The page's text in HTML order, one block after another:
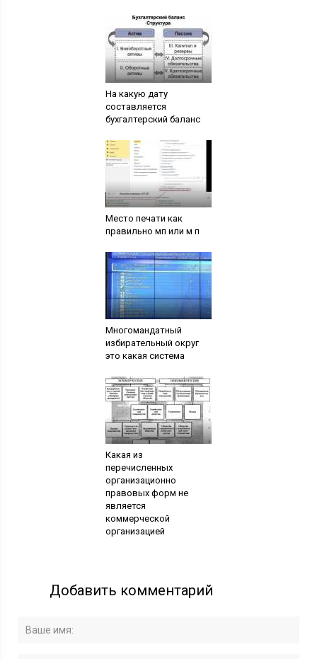
На какую дату
составляется
бухгалтерский баланс
Место печати как
правильно мп или м п
Многомандатный
избирательный округ
это какая система
Какая из
перечисленных
организационно
правовых форм не
является
коммерческой
организацией
Добавить комментарий